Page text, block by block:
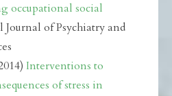
occupational social
Journal of Psychiatry and
Interventions to
of stress in